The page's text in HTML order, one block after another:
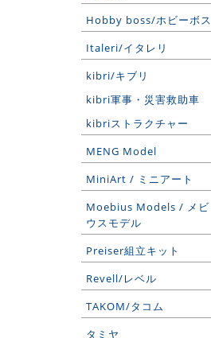
Hobby boss/ホビーボス
Italeri/イタレリ
kibri/キブリ
kibri軍事・災害救助車
kibriストラクチャー
MENG Model
MiniArt / ミニアート
Moebius Models / メビ
ウスモデル
Preiser組立キット
Revell/レベル
TAKOM/タコム
タミヤ